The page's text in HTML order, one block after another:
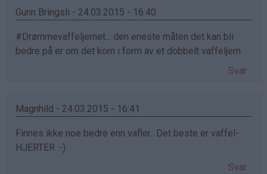
Gunn Bringsli - 24.03.2015 - 16:40
#Drømmevaffeljernet... den eneste måten det kan bli
bedre på er om det kom i form av et dobbelt vaffeljern.
Svar
Magnhild - 24.03.2015 - 16:41
Finnes ikke noe bedre enn vafler.. Det beste er vaffel-
HJERTER :-)
Svar